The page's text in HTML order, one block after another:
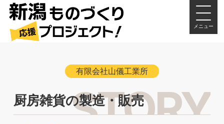
メニュー
有限会社山儀工業所
厨房雑貨の製造・販売